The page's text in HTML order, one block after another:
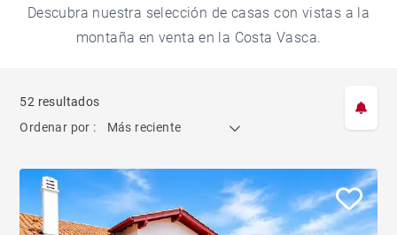
Descubra nuestra selección de casas con vistas a la
montaña en venta en la Costa Vasca.
52 resultados
Ordenar por :
Más reciente